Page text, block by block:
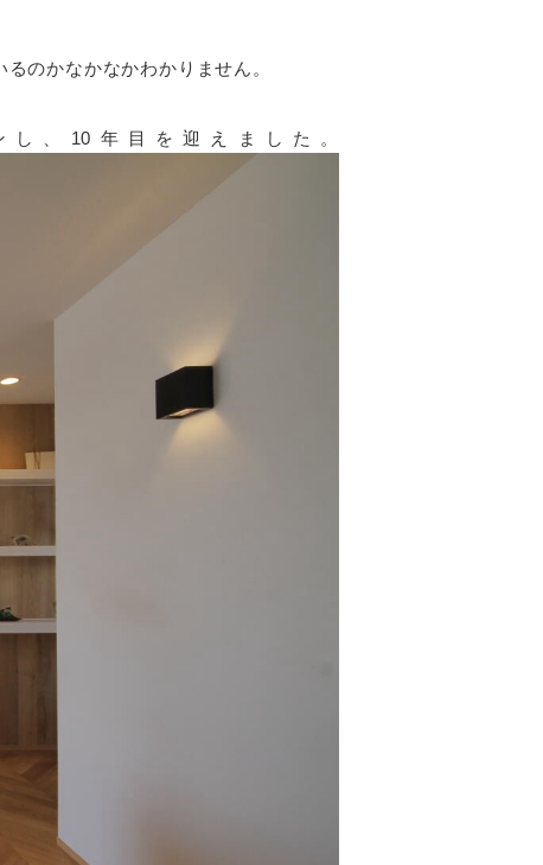
のかなかなかわかりません。
、10年目を迎えました。